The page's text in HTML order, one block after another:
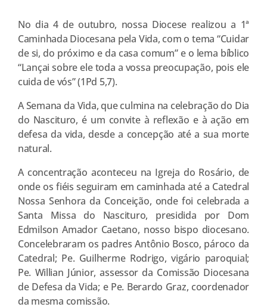
No dia 4 de outubro, nossa Diocese realizou a 1ª
Caminhada Diocesana pela Vida, com o tema “Cuidar
de si, do próximo e da casa comum” e o lema bíblico
“Lançai sobre ele toda a vossa preocupação, pois ele
cuida de vós” (1Pd 5,7).
A Semana da Vida, que culmina na celebração do Dia
do Nascituro, é um convite à reflexão e à ação em
defesa da vida, desde a concepção até a sua morte
natural.
A concentração aconteceu na Igreja do Rosário, de
onde os fiéis seguiram em caminhada até a Catedral
Nossa Senhora da Conceição, onde foi celebrada a
Santa Missa do Nascituro, presidida por Dom
Edmilson Amador Caetano, nosso bispo diocesano.
Concelebraram os padres Antônio Bosco, pároco da
Catedral; Pe. Guilherme Rodrigo, vigário paroquial;
Pe. Willian Júnior, assessor da Comissão Diocesana
de Defesa da Vida; e Pe. Berardo Graz, coordenador
da mesma comissão.